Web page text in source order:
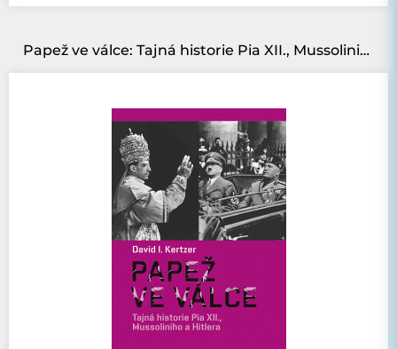
Papež ve válce: Tajná historie Pia XII., Mussoliniho a Hitlera